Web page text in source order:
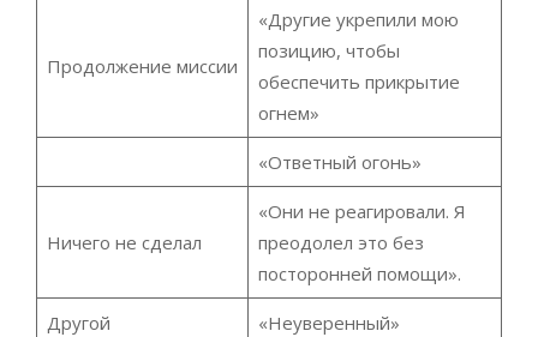
Продолжение миссии
«Другие укрепили мою
позицию, чтобы
обеспечить прикрытие
огнем»
«Ответный огонь»
Ничего не сделал
«Они не реагировали. Я
преодолел это без
посторонней помощи».
Другой «Неуверенный»